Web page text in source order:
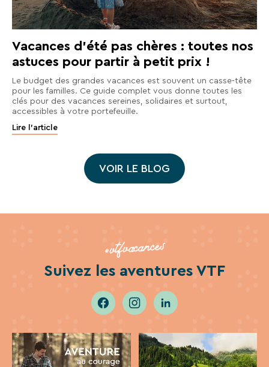
Vacances d'été pas chères : toutes nos
astuces pour partir à petit prix !
Le budget des grandes vacances est souvent un casse-tête
pour les familles. Ce guide complet vous donne toutes les
clés pour des vacances sereines, solidaires et surtout,
accessibles à votre portefeuille.
Lire l'article
VOIR LE BLOG
#vtfvacances
Suivez les aventures VTF